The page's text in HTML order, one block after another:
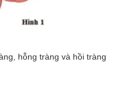
hỗng tràng và hồi tràng